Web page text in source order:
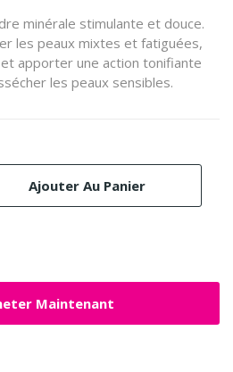
minérale stimulante et douce.
les peaux mixtes et fatiguées,
et apporter une action tonifiante
les peaux sensibles.
Ajouter Au Panier
Maintenant